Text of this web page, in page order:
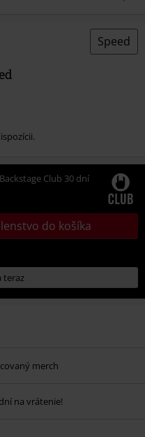
Speed
Club 30 dní
do košíka
teraz
merch
na vrátenie!